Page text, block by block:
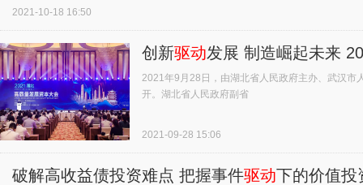
2021-10-18 16:50
创新驱动发展 制造崛起未来
2021年9月28日，由湖北省人民政府主办、武汉市
开。湖北省人民政府副省
2021-09-28 15:06
破解高收益债投资难点 把握事件驱动下的价值投